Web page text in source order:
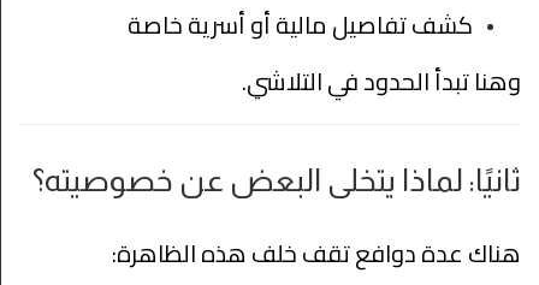
كشف تفاصيل مالية أو أسرية خاصة
وهنا تبدأ الحدود في التلاشي.
ثانيًا: لماذا يتخلى البعض عن خصوصيته؟
هناك عدة دوافع تقف خلف هذه الظاهرة: